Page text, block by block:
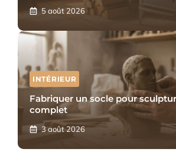
5 août 2026
INTÉRIEUR
Fabriquer un socle pour
complet
3 août 2026